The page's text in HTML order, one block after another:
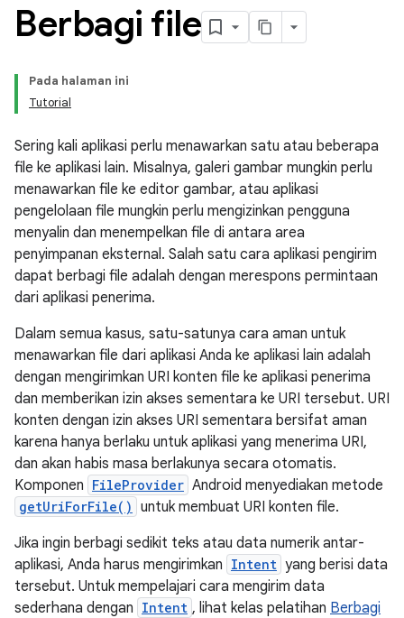
Berbagi file
Pada halaman ini
Tutorial
Sering kali aplikasi perlu menawarkan satu atau beberapa
file ke aplikasi lain. Misalnya, galeri gambar mungkin perlu
menawarkan file ke editor gambar, atau aplikasi
pengelolaan file mungkin perlu mengizinkan pengguna
menyalin dan menempelkan file di antara area
penyimpanan eksternal. Salah satu cara aplikasi pengirim
dapat berbagi file adalah dengan merespons permintaan
dari aplikasi penerima.
Dalam semua kasus, satu-satunya cara aman untuk
menawarkan file dari aplikasi Anda ke aplikasi lain adalah
dengan mengirimkan URI konten file ke aplikasi penerima
dan memberikan izin akses sementara ke URI tersebut. URI
konten dengan izin akses URI sementara bersifat aman
karena hanya berlaku untuk aplikasi yang menerima URI,
dan akan habis masa berlakunya secara otomatis.
Komponen FileProvider Android menyediakan metode
getUriForFile() untuk membuat URI konten file.
Jika ingin berbagi sedikit teks atau data numerik antar-
aplikasi, Anda harus mengirimkan Intent yang berisi data
tersebut. Untuk mempelajari cara mengirim data
sederhana dengan Intent , lihat kelas pelatihan Berbagi